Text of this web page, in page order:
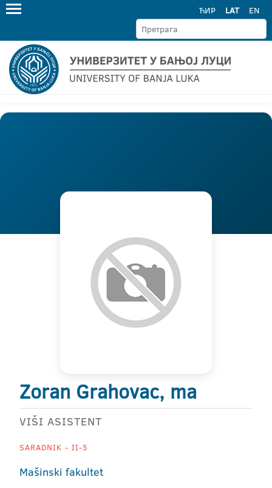
ЋИР LAT EN
Zoran Grahovac, ma
VIŠI ASISTENT
SARADNIK - II-5
Mašinski fakultet